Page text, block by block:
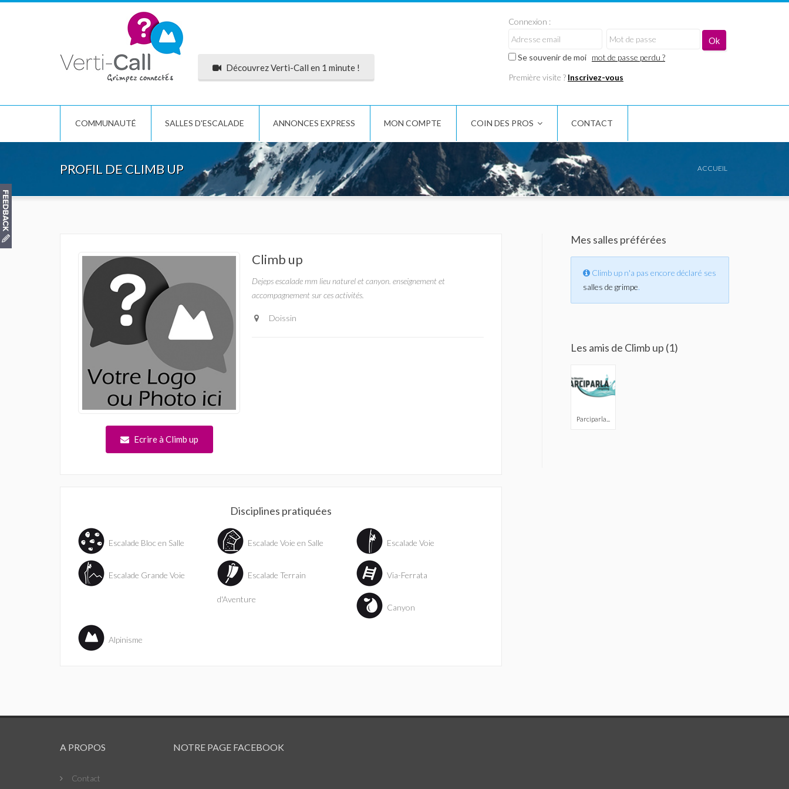
Découvrez Verti-Call en 1 minute !
Connexion :
Se souvenir de moi mot de passe perdu ?
Première visite ? Inscrivez-vous
COMMUNAUTÉ SALLES D'ESCALADE ANNONCES EXPRESS MON COMPTE COIN DES PROS CONTACT
PROFIL DE CLIMB UP ACCUEIL
Ecrire à Climb up
Climb up
Dejeps escalade mm lieu naturel et canyon. enseignement et
accompagnement sur ces activités.
Doissin
Disciplines pratiquées
Escalade Bloc en Salle Escalade Voie en Salle Escalade Voie
Escalade Grande Voie Escalade Terrain
d'Aventure
Via-Ferrata
Canyon
Alpinisme
Mes salles préférées
Climb up n'a pas encore déclaré ses
salles de grimpe.
Les amis de Climb up (1)
Parciparla...
A PROPOS
Contact
NOTRE PAGE FACEBOOK